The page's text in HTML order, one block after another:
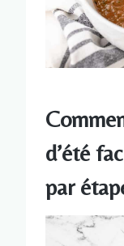
d’été
par